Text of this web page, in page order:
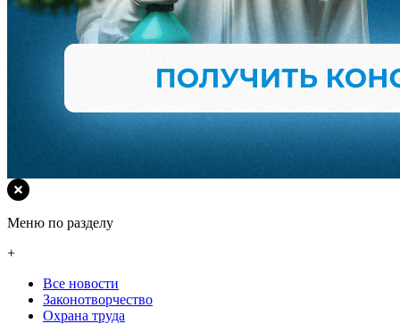
Меню по разделу
+
Все новости
Законотворчество
Охрана труда